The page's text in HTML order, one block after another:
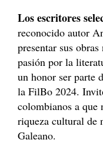
Los escritores
reconocido autor
presentar sus
pasión por la
un honor ser parte
la FilBo 2024.
colombianos a que
riqueza cultural de
Galeano.